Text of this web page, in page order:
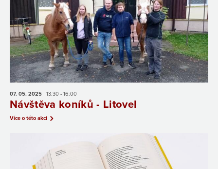
07. 05. 2025 13:30 - 16:00
Návštěva koníků - Litovel
Více o této akci